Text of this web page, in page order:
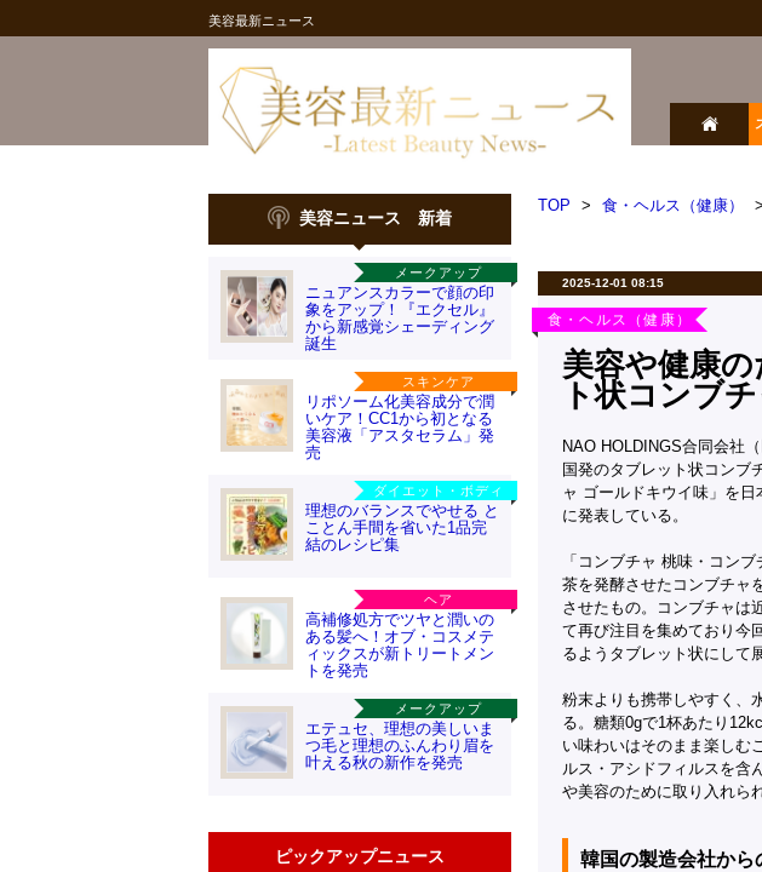
美容最新ニュース
美容ニュース 新着
メークアップ
ニュアンスカラーで顔の印
象をアップ！『エクセル』
から新感覚シェーディング
誕生
スキンケア
リポソーム化美容成分で潤
いケア！CC1から初となる
美容液「アスタセラム」発
売
ダイエット・ボディ
理想のバランスでやせる と
ことん手間を省いた1品完
結のレシピ集
ヘア
高補修処方でツヤと潤いの
ある髪へ！オブ・コスメテ
ィックスが新トリートメン
トを発売
メークアップ
エテュセ、理想の美しいま
つ毛と理想のふんわり眉を
叶える秋の新作を発売
ピックアップニュース
TOP > 食・ヘルス（健康） >
2025-12-01 08:15
食・ヘルス（健康）
美容や健康
ト状コンブ
NAO HOLDINGS合同会社
国発のタブレット状コンブ
ャ ゴールドキウイ味」を
に発表している。
「コンブチャ 桃味・コン
茶を発酵させたコンブチャ
させたもの。コンブチャは
て再び注目を集めており今
るようタブレット状にして
粉末よりも携帯しやすく、
る。糖類0gで1杯あたり
い味わいはそのまま楽しむ
ルス・アシドフィルスを含
や美容のために取り入れら
韓国の製造会社から